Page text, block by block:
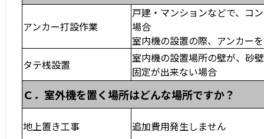
アンカー打設作業
戸建・マンションなどで、コ
場合
室内機の設置の際、アンカー
タテ桟設置
室内機の設置場所の壁が、砂
固定が出来ない場合
Ｃ．室外機を置く場所はどんな場所ですか？
地上置き工事 追加費用発生しません